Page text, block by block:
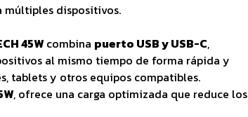
dispositivos.
45Wcombina puerto USB y USB-C,
al mismo tiempo de forma rápida y
tablets y otros equipos compatibles.
, ofrece una carga optimizada que reduce los